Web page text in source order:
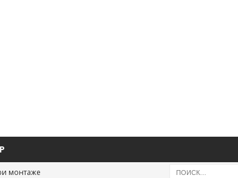
монтаже